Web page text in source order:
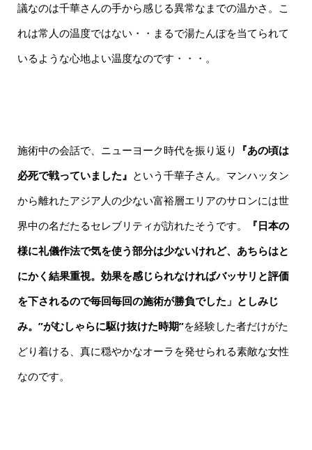
議なのは千華さんの手から感じる異常なまでの温かさ。こ
れは常人の温度ではない・・まるで湯たんぽを当てられて
いるような心地よい温度なのです・・・。
施術中の会話で、ニューヨーク時代を振り返り 『あの頃は
必死で戦っていました』 という千華子さん。マンハッタン
から離れたアジア人の少ない富裕層エリアのサロンには世
界中の名だたるセレブリティが訪れたそうです。
『日本の
様に礼儀作法で気を使う部分は少ないけれど、あちらはと
にかく結果重視。効果を感じられなければバッサリと評価
を下されるので毎回毎回の施術が勝負でした」としみじ
み。”がむしゃらに駆け抜けた時期”を経験した者だけがた
どり着ける、真に穏やかなオーラを発せられる素敵な女性
なのです。